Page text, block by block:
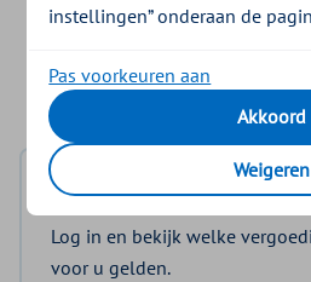
in het ziekenhuis?
Log in met DigiD
Log in en bekijk welke
voor u gelden.
instellingen” onderaan de
Pas voorkeuren aan
Akkoord
Weigeren